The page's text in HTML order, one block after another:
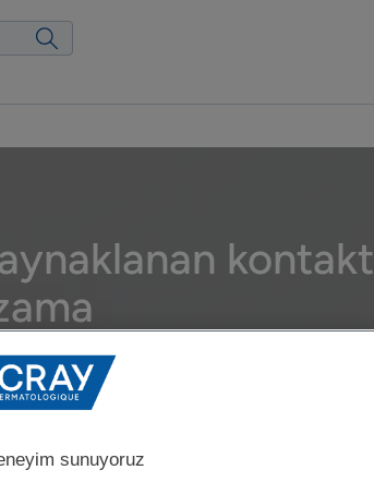
kontakt
DUCRAY tıbbi uzmanlarımız
sunuyoruz